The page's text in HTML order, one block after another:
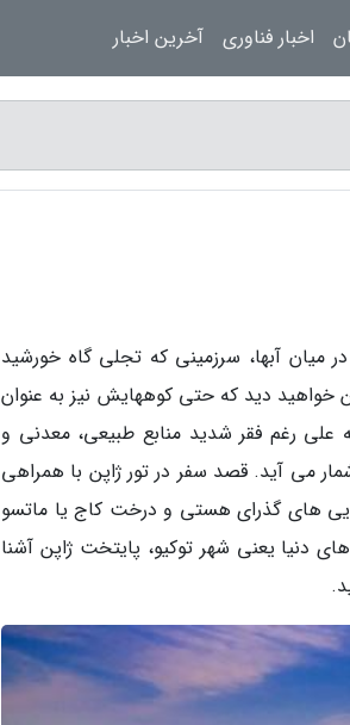
میان آبها، سرزمینی که تجلی گاه خورشید
خواهید دید که حتی کوههایش نیز به عنوان
رغم فقر شدید منابع طبیعی، معدنی و
می آید. قصد سفر در تور ژاپن با همراهی
های گذرای هستی و درخت کاج یا ماتسو
دنیا یعنی شهر توکیو، پایتخت ژاپن آشنا
اخبار فناوری آخرین اخبار